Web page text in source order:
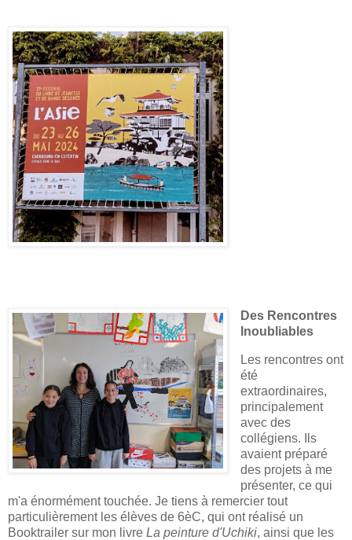
Des Rencontres
Inoubliables
Les rencontres ont
été
extraordinaires,
principalement
avec des
collégiens. Ils
avaient préparé
des projets à me
présenter, ce qui
m'a énormément touchée. Je tiens à remercier tout
particulièrement les élèves de 6èC, qui ont réalisé un
Booktrailer sur mon livre La peinture d'Uchiki, ainsi que les